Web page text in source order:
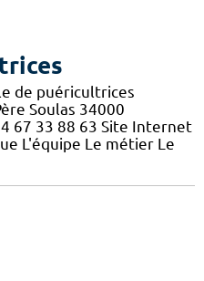
de puéricultrices
Soulas 34000
67 33 88 63 Site Internet
L'équipe Le métier Le